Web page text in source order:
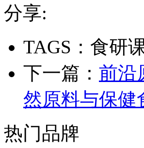
分享:
TAGS：食研
下一篇： 前沿
然原料与保健
热门品牌